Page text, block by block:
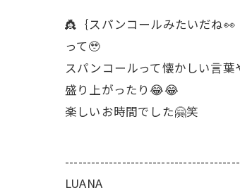
👸｛スパンコールみたいだね👀
って🥹
スパンコールって懐かしい言葉
盛り上がったり😂😂
楽しいお時間でした🤗笑
LUANA